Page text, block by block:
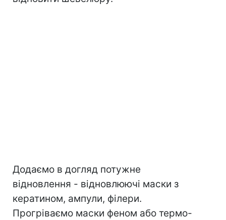
Додаємо в догляд потужне
відновлення - відновлюючі маски з
кератином, ампули, філери.
Прогріваємо маски феном або термо-